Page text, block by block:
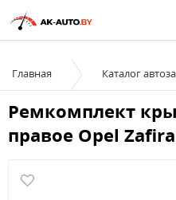
Главная Каталог
Ремкомплект
правое Opel Zafira